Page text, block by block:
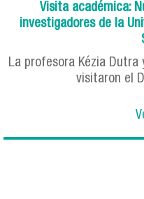
Visita académica:
investigadores de la
La profesora Kézia Dutra
visitaron el